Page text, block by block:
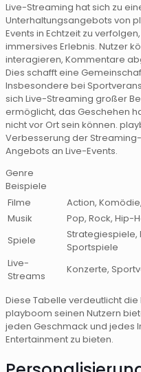
Live-Streaming hat sich zu
Unterhaltungsangebots von
Events in Echtzeit zu
immersives Erlebnis. Nutzer
interagieren, Kommentare
Dies schafft eine
Insbesondere bei
sich Live-Streaming großer
ermöglicht, das Geschehen
nicht vor Ort sein können.
Verbesserung der
Angebots an Live-Events.
Genre
Beispiele
Filme
Action,
Musik
Pop, Rock, Hip-
Spiele
Strategiespiele,
Sportspiele
Live-
Streams
Konzerte,
Diese Tabelle verdeutlicht
playboom seinen Nutzern
jeden Geschmack und jedes
Entertainment zu bieten.